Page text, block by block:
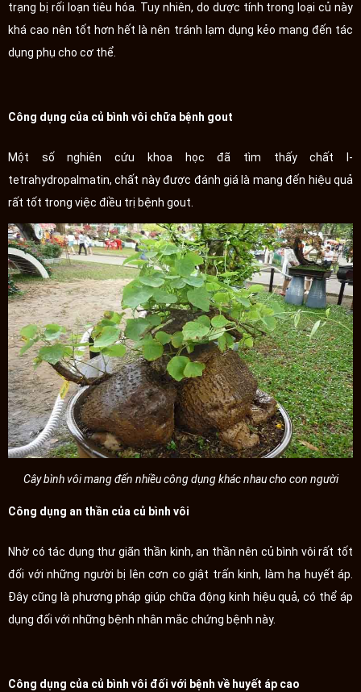
trạng bị rối loạn tiêu hóa. Tuy nhiên, do dược tính trong loại củ này
khá cao nên tốt hơn hết là nên tránh lạm dụng kẻo mang đến tác
dụng phụ cho cơ thể.
Công dụng của củ bình vôi chữa bệnh gout
Một số nghiên cứu khoa học đã tìm thấy chất l-
tetrahydropalmatin, chất này được đánh giá là mang đến hiệu quả
rất tốt trong việc điều trị bệnh gout.
Cây bình vôi mang đến nhiều công dụng khác nhau cho con người
Công dụng an thần của củ bình vôi
Nhờ có tác dụng thư giãn thần kinh, an thần nên củ bình vôi rất tốt
đối với những người bị lên cơn co giật trấn kinh, làm hạ huyết áp.
Đây cũng là phương pháp giúp chữa động kinh hiệu quả, có thể áp
dụng đối với những bệnh nhân mắc chứng bệnh này.
Công dụng của củ bình vôi đối với bệnh về huyết áp cao